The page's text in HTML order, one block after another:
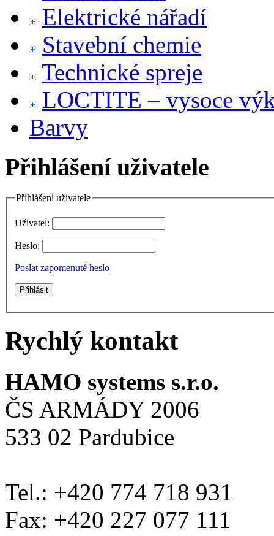
Elektrické nářadí
Stavební chemie
Technické spreje
LOCTITE – vysoce
Barvy
Přihlášení uživatele
Přihlášení uživatele
Uživatel:
Heslo:
Poslat zapomenuté heslo
Rychlý kontakt
HAMO systems s.r.o.
ČS ARMÁDY 2006
533 02 Pardubice
Tel.: +420 774 718 931
Fax: +420 227 077 111